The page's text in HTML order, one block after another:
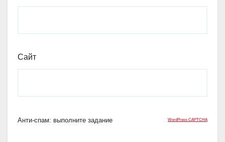
Сайт
Анти-спам: выполните задание WordPress CAPTCHA